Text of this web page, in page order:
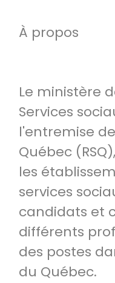
À propos
Le ministère
Services
l'entremise
Québec
les
services
candidats et
différents
des postes
du Québec.